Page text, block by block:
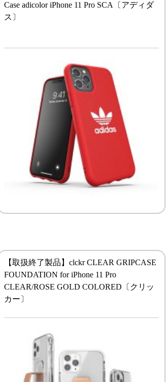
Case adicolor iPhone 11 Pro SCA〔アディダ
ス〕
【取扱終了製品】clckr CLEAR GRIPCASE
FOUNDATION for iPhone 11 Pro
CLEAR/ROSE GOLD COLORED〔クリッ
カー〕